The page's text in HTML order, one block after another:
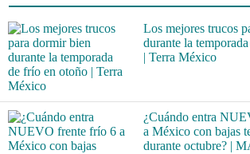
Los mejores trucos
durante la
| Terra México
¿Cuándo entra
a México con bajas
durante octubre? |